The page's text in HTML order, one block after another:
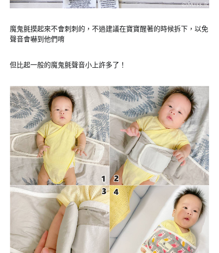
魔鬼氈摸起來不會刺刺的，不過建議在寶寶醒著的時候拆下，以免
聲音會嚇到他們唷
但比起一般的魔鬼氈聲音小上許多了！